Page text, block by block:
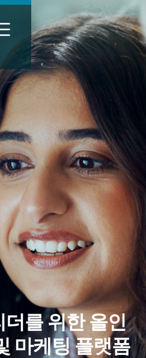
를 위한 올인
마케팅 플랫폼